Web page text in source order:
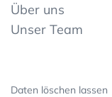
Über uns
Unser Team
Daten löschen lassen